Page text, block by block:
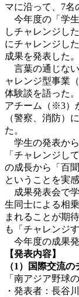
マに沿って、7名
今年度の「学
しチャレンジし
にチャレンジし
成果を発表した。
言葉の通じな
ャレンジ型事業
体験談を語った
アチーム（※3）
（警察、消防）
た。
学生の発表から
「チャレンジし
の成長から「百
ということを実
成果発表会で
生同士による相
まれることが期
も「チャレンジ
今年度の成果発
【発表内容】
（1）国際交流
「南アジア野球
・発表者：長谷